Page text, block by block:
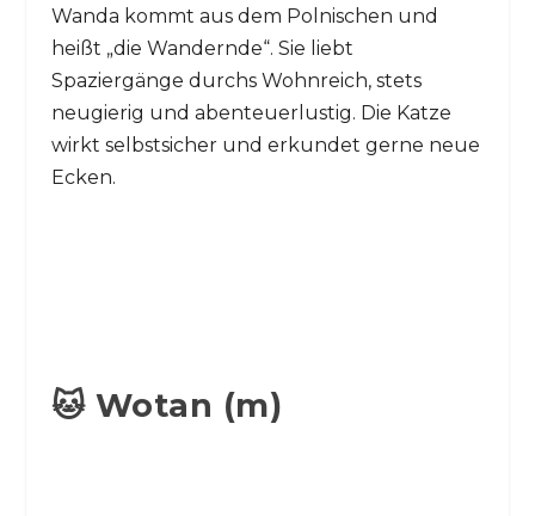
Wanda kommt aus dem Polnischen und
heißt „die Wandernde“. Sie liebt
Spaziergänge durchs Wohnreich, stets
neugierig und abenteuerlustig. Die Katze
wirkt selbstsicher und erkundet gerne neue
Ecken.
🐱 Wotan (m)